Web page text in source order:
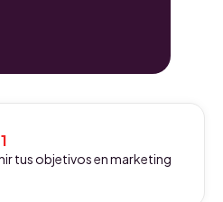
tus objetivos en marketing